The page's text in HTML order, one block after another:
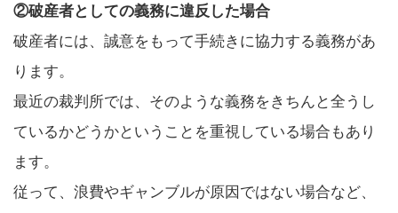
②破産者としての義務に違反した場合
破産者には、誠意をもって手続きに協力する義務があ
ります。
最近の裁判所では、そのような義務をきちんと全うし
ているかどうかということを重視している場合もあり
ます。
従って、浪費やギャンブルが原因ではない場合など、